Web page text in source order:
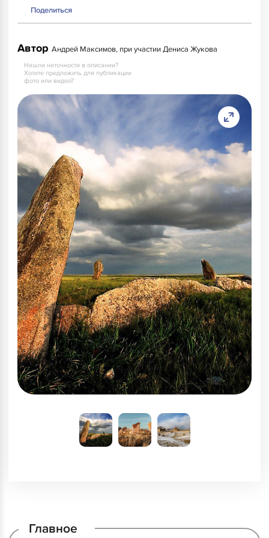
Поделиться
Автор Андрей Максимов, при участии Дениса Жукова
Нашли неточности в описании?
Хотите предложить для публикации
фото или видео?
Главное